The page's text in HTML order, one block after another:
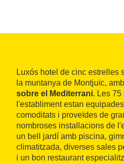
Luxós hotel de cinc estrelles
la muntanya de Montjuïc, amb
sobre el Mediterrani. Les
l'establiment estan
comoditats i proveïdes de
nombroses installacions de
un bell jardí amb piscina,
climatitzada, diverses sales
i un bon restaurant